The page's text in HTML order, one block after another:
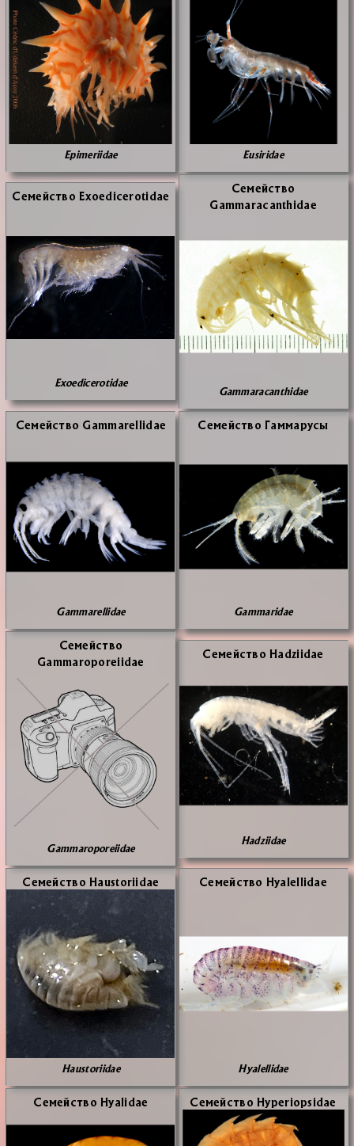
Epimeriidae Eusiridae
Се­мей­ство Exoedicerotidae
Exoedicerotidae
Се­мей­ство
Gammaracanthidae
Gammaracanthidae
Се­мей­ство Gammarellidae
Gammarellidae
Се­мей­ство Гам­ма­ру­сы
Gammaridae
Се­мей­ство
Gammaroporeiidae
Gammaroporeiidae
Се­мей­ство Hadziidae
Hadziidae
Се­мей­ство Haustoriidae
Haustoriidae
Се­мей­ство Hyalellidae
Hyalellidae
Се­мей­ство Hyalidae Се­мей­ство Hyperiopsidae